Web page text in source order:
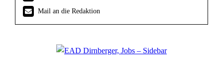
Mail an die Redaktion